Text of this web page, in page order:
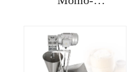
vollautomatische
Brötchenmachmaschine